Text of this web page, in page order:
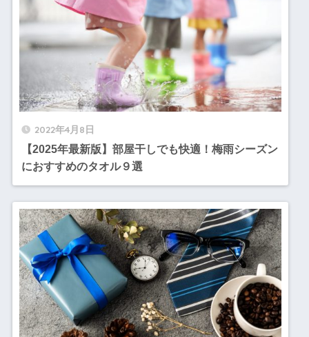
2022年4月8日
【2025年最新版】部屋干しでも快適！梅雨シーズン
におすすめのタオル９選